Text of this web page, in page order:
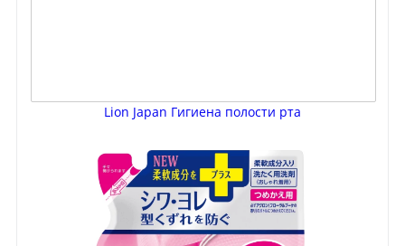
Lion Japan Гигиена полости рта